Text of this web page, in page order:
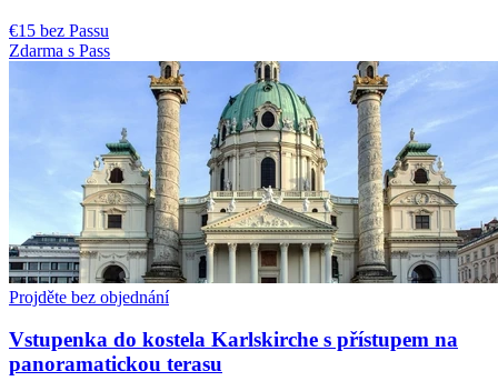
€15 bez Passu
Zdarma s Pass
Projděte bez objednání
Vstupenka do kostela Karlskirche s přístupem na
panoramatickou terasu